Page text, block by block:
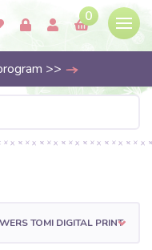
0
>>
TOMI DIGITAL PRINT